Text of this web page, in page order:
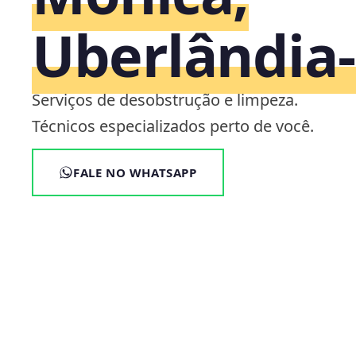
Serviços de desobstrução e limpeza.
Técnicos especializados perto de você.
FALE NO WHATSAPP